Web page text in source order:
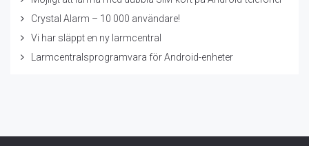
Crystal Alarm – 10 000 användare!
Vi har släppt en ny larmcentral
Larmcentralsprogramvara för Android-enheter